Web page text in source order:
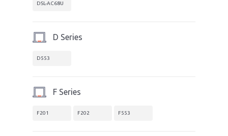
DSL-AC68U
D Series
D553
F Series
F201 F202 F553